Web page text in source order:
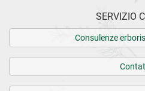
SERVIZIO
Consulenze